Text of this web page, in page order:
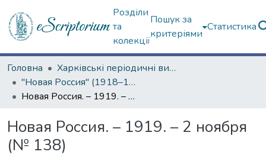
Розділи
та
колекції
Пошук за
критеріями
Статистика
Головна
Харківські періодичні видання
"Новая Россия" (1918–1919 гг.)
Новая Россия. – 1919. – 2 ноября (№ 138)
Новая Россия. – 1919. – 2 ноября
(№ 138)